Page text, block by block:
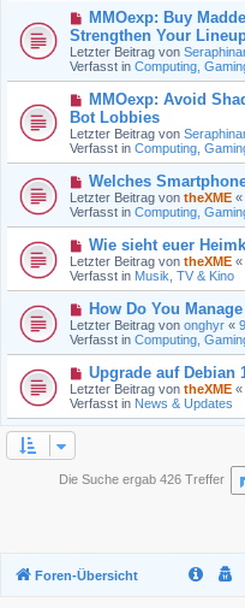
a
g
B
e
i
t
r
a
g
N
e
u
e
r
B
i
t
r
g
MMOexp: Buy
Strengthen Your
Letzter Beitrag von
Verfasst in Computing,
N
u
e
r
B
e
i
t
r
a
g
MMOexp: Avoid
Bot Lobbies
Letzter Beitrag von
Verfasst in Computing,
N
e
u
e
B
e
i
t
a
g
Welches
Letzter Beitrag von theXME «
Verfasst in Computing,
N
e
u
e
B
e
i
t
a
g
Wie sieht euer
Letzter Beitrag von theXME «
Verfasst in Musik, TV & Kino
N
e
u
e
B
e
i
t
How Do You
Letzter Beitrag von onghyr «
Verfasst in Computing,
N
e
u
e
t
Upgrade auf Debian
Letzter Beitrag von theXME «
Verfasst in News & Updates
Die Suche ergab 426 Treffer
Foren-Übersicht